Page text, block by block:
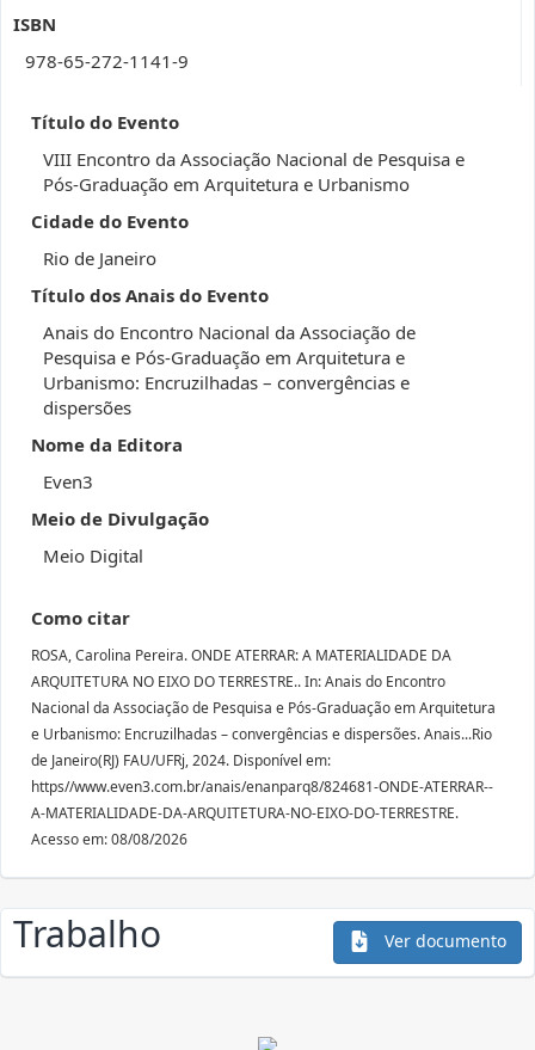
ISBN
978-65-272-1141-9
Título do Evento
VIII Encontro da Associação Nacional de Pesquisa e
Pós-Graduação em Arquitetura e Urbanismo
Cidade do Evento
Rio de Janeiro
Título dos Anais do Evento
Anais do Encontro Nacional da Associação de
Pesquisa e Pós-Graduação em Arquitetura e
Urbanismo: Encruzilhadas – convergências e
dispersões
Nome da Editora
Even3
Meio de Divulgação
Meio Digital
Como citar
ROSA, Carolina Pereira. ONDE ATERRAR: A MATERIALIDADE DA
ARQUITETURA NO EIXO DO TERRESTRE.. In: Anais do Encontro
Nacional da Associação de Pesquisa e Pós-Graduação em Arquitetura
e Urbanismo: Encruzilhadas – convergências e dispersões. Anais...Rio
de Janeiro(RJ) FAU/UFRj, 2024. Disponível em:
https//www.even3.com.br/anais/enanparq8/824681-ONDE-ATERRAR--
A-MATERIALIDADE-DA-ARQUITETURA-NO-EIXO-DO-TERRESTRE.
Acesso em: 08/08/2026
Trabalho Ver documento